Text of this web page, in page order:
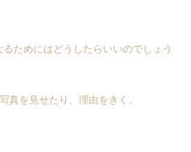
ためにはどうしたらいいのでしょう
真を見せたり、理由をきく。